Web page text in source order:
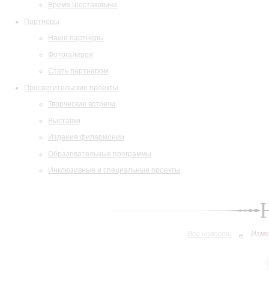
Время Шостаковича
Партнеры
Наши партнеры
Фотогалерея
Стать партнером
Просветительские проекты
Творческие встречи
Выставки
Издания филармонии
Образовательные программы
Инклюзивные и специальные проекты
Все новости